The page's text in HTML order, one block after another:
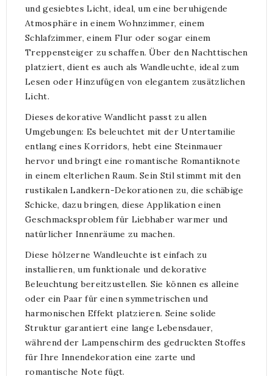
und gesiebtes Licht, ideal, um eine beruhigende
Atmosphäre in einem Wohnzimmer, einem
Schlafzimmer, einem Flur oder sogar einem
Treppensteiger zu schaffen. Über den Nachttischen
platziert, dient es auch als Wandleuchte, ideal zum
Lesen oder Hinzufügen von elegantem zusätzlichen
Licht.
Dieses dekorative Wandlicht passt zu allen
Umgebungen: Es beleuchtet mit der Untertamilie
entlang eines Korridors, hebt eine Steinmauer
hervor und bringt eine romantische Romantiknote
in einem elterlichen Raum. Sein Stil stimmt mit den
rustikalen Landkern-Dekorationen zu, die schäbige
Schicke, dazu bringen, diese Applikation einen
Geschmacksproblem für Liebhaber warmer und
natürlicher Innenräume zu machen.
Diese hölzerne Wandleuchte ist einfach zu
installieren, um funktionale und dekorative
Beleuchtung bereitzustellen. Sie können es alleine
oder ein Paar für einen symmetrischen und
harmonischen Effekt platzieren. Seine solide
Struktur garantiert eine lange Lebensdauer,
während der Lampenschirm des gedruckten Stoffes
für Ihre Innendekoration eine zarte und
romantische Note fügt.